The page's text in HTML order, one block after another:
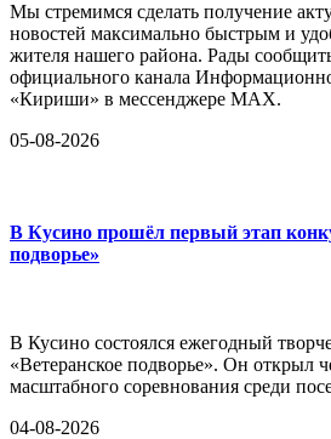
Мы стремимся сделать получение
новостей максимально быстрым и
жителя нашего района. Рады
официального канала
«Кириши» в мессенджере MAX.
05-08-2026
В Кусино прошёл первый этап
подворье»
В Кусино состоялся ежегодный
«Ветеранское подворье». Он открыл
масштабного соревнования среди
04-08-2026